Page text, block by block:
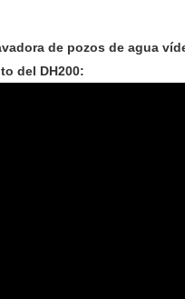
de pozos de agua
del DH200: